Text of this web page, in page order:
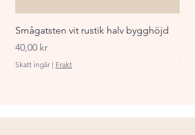
Smågatsten vit rustik halv bygghöjd
Pris
40,00 kr
Skatt ingår | Frakt
Pris